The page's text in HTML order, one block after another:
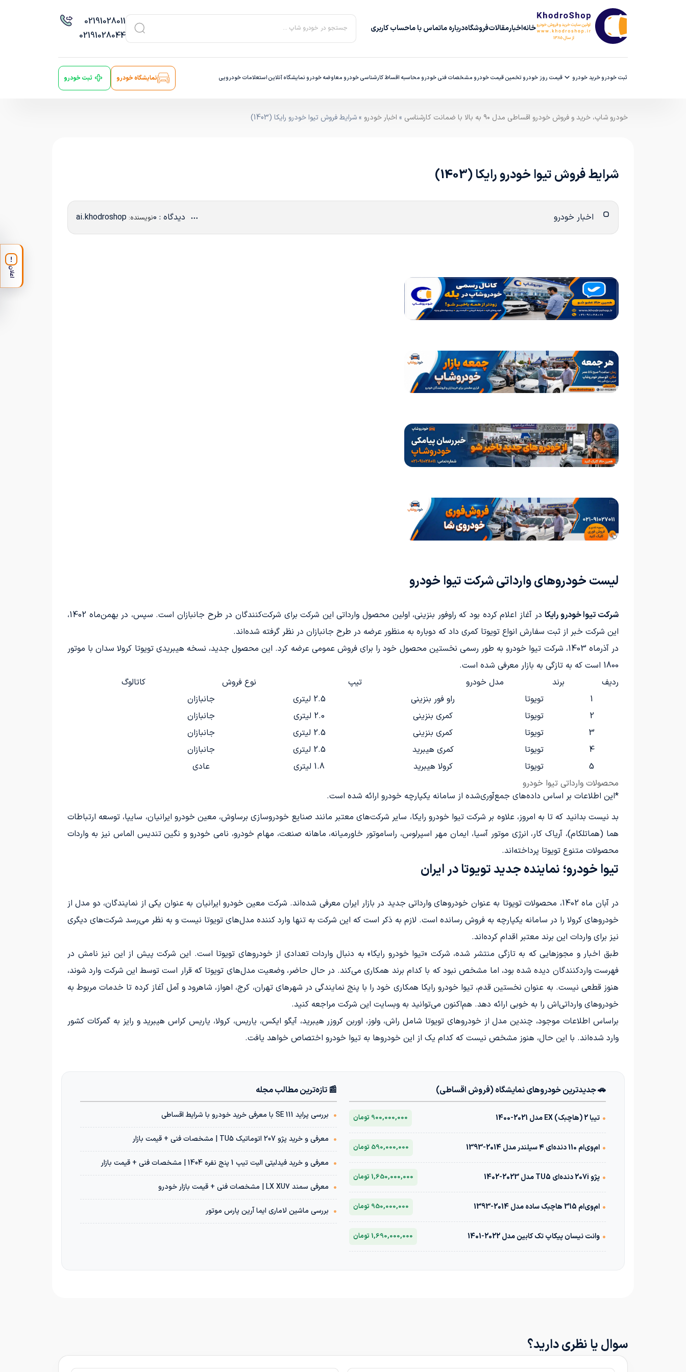
خانهاخبارمقالاتفروشگاهدرباره‌ ماتماس با ماحساب کاربری جستجو در خودرو شاپ ...
02191028011
02191028044
ثبت خودروخرید خودرو قیمت روز خودرو تخمین قیمت خودرو مشخصات فنی خودرو محاسبه اقساطکارشناسی خودرو معاوضه خودرو نمایشگاه آنلایناستعلامات خودرویی نمایشگاه خودرو ثبت خودرو
خودرو شاپ، خرید و فروش خودرو اقساطی مدل ۹۰ به بالا با ضمانت کارشناسی » اخبار خودرو » شرایط فروش تیوا خودرو رایکا (1403)
شرایط فروش تیوا خودرو رایکا (1403)
اخبار خودرو دیدگاه : 0 نویسنده: ai.khodroshop
لیست خودروهای وارداتی شرکت تیوا خودرو
شرکت تیوا خودرو رایکا
در آغاز اعلام کرده بود که راوفور بنزینی، اولین محصول وارداتی این شرکت برای شرکت‌کنندگان در طرح جانبازان است. سپس، در بهمن‌ماه 1402،
این شرکت خبر از ثبت سفارش انواع تویوتا کمری داد که دوباره به منظور عرضه در طرح جانبازان در نظر گرفته شده‌اند.
در آذرماه 1403، شرکت تیوا خودرو به طور رسمی نخستین محصول خود را برای فروش عمومی عرضه کرد. این محصول جدید، نسخه هیبریدی تویوتا کرولا سدان با موتور
1800 است که به تازگی به بازار معرفی شده است.
محصولات وارداتی تیوا خودرو
ردیف برند مدل خودرو تیپ نوع فروش
کاتالوگ
1
تویوتا راو فور بنزینی 2.5 لیتری
جانبازان
2
تویوتا کمری بنزینی 2.0 لیتری
جانبازان
3
تویوتا کمری بنزینی 2.5 لیتری
جانبازان
4
تویوتا کمری هیبرید 2.5 لیتری
جانبازان
5
تویوتا کرولا هیبرید 1.8 لیتری عادی
*این اطلاعات بر اساس داده‌های جمع‌آوری‌شده از سامانه یکپارچه خودرو ارائه شده است.
بد نیست بدانید که تا به امروز، علاوه بر شرکت تیوا خودرو رایکا، سایر شرکت‌های معتبر مانند صنایع خودروسازی برساوش، معین خودرو ایرانیان، سایپا، توسعه ارتباطات
هما (هماتلکام)، آریاک کار، انرژی موتور آسیا، ایمان مهر اسپرلوس، راساموتور خاورمیانه، ماهانه صنعت، مهام خودرو، نامی خودرو و نگین تندیس الماس نیز به واردات
محصولات متنوع تویوتا پرداخته‌اند.
تیوا خودرو؛ نماینده جدید تویوتا در ایران
در آبان ماه 1402، محصولات تویوتا به عنوان خودروهای وارداتی جدید در بازار ایران معرفی شده‌اند. شرکت معین خودرو ایرانیان به عنوان یکی از نمایندگان، دو مدل از
خودروهای کرولا را در سامانه یکپارچه به فروش رسانده است. لازم به ذکر است که این شرکت به تنها وارد کننده مدل‌های تویوتا نیست و به نظر می‌رسد شرکت‌های دیگری
نیز برای واردات این برند معتبر اقدام کرده‌اند.
طبق اخبار و مجوزهایی که به تازگی منتشر شده، شرکت «تیوا خودرو رایکا» به دنبال واردات تعدادی از خودروهای تویوتا است. این شرکت پیش از این نیز نامش در
فهرست واردکنندگان دیده شده بود، اما مشخص نبود که با کدام برند همکاری می‌کند. در حال حاضر، وضعیت مدل‌های تویوتا که قرار است توسط این شرکت وارد شوند،
هنوز قطعی نیست. به عنوان نخستین قدم، تیوا خودرو رایکا همکاری خود را با پنج نمایندگی در شهرهای تهران، کرج، اهواز، شاهرود و آمل آغاز کرده تا خدمات مربوط به
خودروهای وارداتی‌اش را به خوبی ارائه دهد. هم‌اکنون می‌توانید به وبسایت این شرکت مراجعه کنید.
براساس اطلاعات موجود، چندین مدل از خودروهای تویوتا شامل راش، ولوز، اوربن کروزر هیبرید، آیگو ایکس، یاریس، کرولا، یاریس کراس هیبرید و رایز به گمرکات کشور
وارد شده‌اند. با این حال، هنوز مشخص نیست که کدام یک از این خودروها به تیوا خودرو اختصاص خواهد یافت.
🚗 جدیدترین خودروهای نمایشگاه (فروش اقساطی)
• تیبا 2 (هاچبک) EX مدل 2021-1400 900,000,000 تومان
• ام‌وی‌ام 110 دنده‌ای ۴ سیلندر مدل 2014-1393 590,000,000 تومان
• پژو 207i دنده‌ای TU5 مدل 2023-1402 1,650,000,000 تومان
• ام‌وی‌ام 315 هاچبک ساده مدل 2014-1393 950,000,000 تومان
• وانت نیسان پیکاپ تک کابین مدل 2022-1401 1,690,000,000 تومان
📰 تازه‌ترین مطالب مجله
• بررسی پراید 111 SE با معرفی خرید خودرو با شرایط اقساطی
• معرفی و خرید پژو 207 اتوماتیک TU5 | مشخصات فنی + قیمت بازار
• معرفی و خرید فیدلیتی الیت تیپ 1 پنج نفره 1404 | مشخصات فنی + قیمت بازار
• معرفی سمند LX XU7 | مشخصات فنی + قیمت بازار خودرو
• بررسی ماشین لاماری ایما آرین پارس موتور
سوال یا نظری دارید؟
!
اعلان